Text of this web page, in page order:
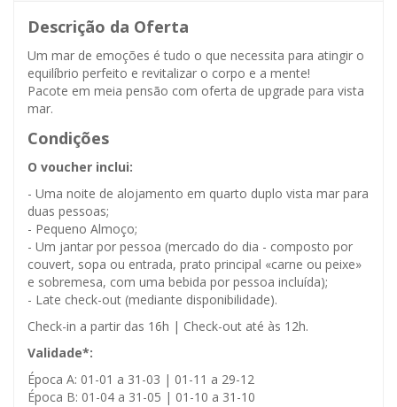
Descrição da Oferta
Um mar de emoções é tudo o que necessita para atingir o
equilíbrio perfeito e revitalizar o corpo e a mente!
Pacote em meia pensão com oferta de upgrade para vista
mar.
Condições
O voucher inclui:
- Uma noite de alojamento em quarto duplo vista mar para
duas pessoas;
- Pequeno Almoço;
- Um jantar por pessoa (mercado do dia - composto por
couvert, sopa ou entrada, prato principal «carne ou peixe»
e sobremesa, com uma bebida por pessoa incluída);
- Late check-out (mediante disponibilidade).
Check-in a partir das 16h | Check-out até às 12h.
Validade*:
Época A: 01-01 a 31-03 | 01-11 a 29-12
Época B: 01-04 a 31-05 | 01-10 a 31-10